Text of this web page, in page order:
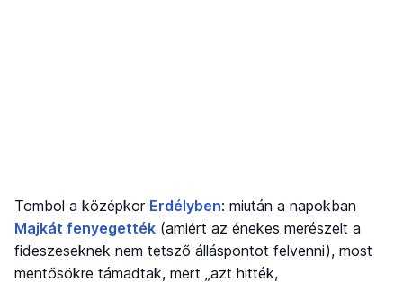
Tombol a középkor Erdélyben: miután a napokban
Majkát fenyegették (amiért az énekes merészelt a
fideszeseknek nem tetsző álláspontot felvenni), most
mentősökre támadtak, mert „azt hitték,